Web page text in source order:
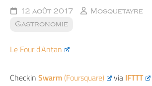
12 août 2017
Mosquetayre
Gastronomie
Le Four d'Antan
Checkin Swarm (Foursquare) via IFTTT